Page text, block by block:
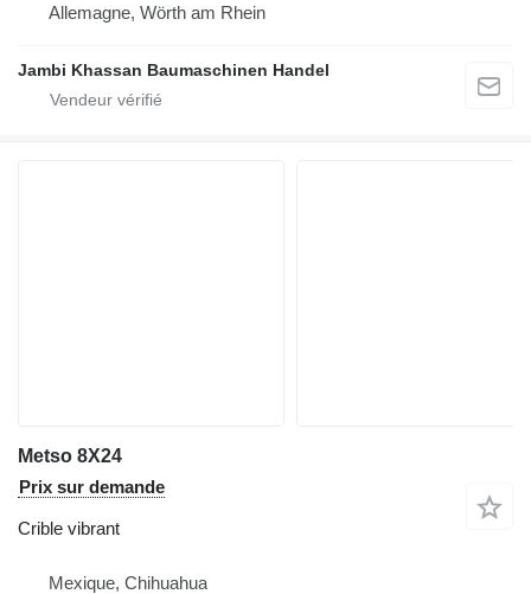
Allemagne, Wörth am Rhein
Jambi Khassan Baumaschinen Handel
Metso 8X24
Prix sur demande
Crible vibrant
Mexique, Chihuahua